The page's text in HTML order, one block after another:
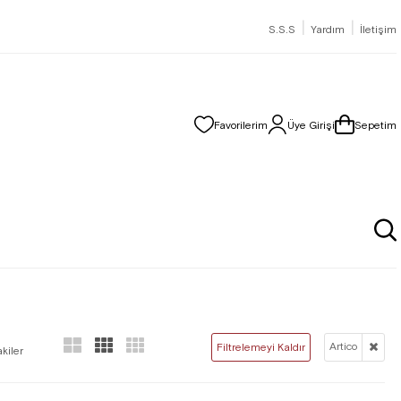
S.S.S | Yardım | İletişim
Favorilerim Üye Girişi Sepetim
Artico
Filtrelemeyi Kaldır